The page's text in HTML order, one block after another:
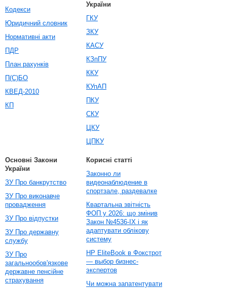
Кодекси
Юридичний словник
Нормативні акти
ПДР
План рахунків
П(С)БО
КВЕД-2010
КП
України
ГКУ
ЗКУ
КАСУ
КЗпПУ
ККУ
КУпАП
ПКУ
СКУ
ЦКУ
ЦПКУ
Основні Закони
України
ЗУ Про банкрутство
ЗУ Про виконавче
провадження
ЗУ Про відпустки
ЗУ Про державну
службу
ЗУ Про
загальнообов'язкове
державне пенсійне
страхування
Корисні статті
Законно ли
видеонаблюдение в
спортзале, раздевалке
Квартальна звітність
ФОП у 2026: що змінив
Закон №4536-IX і як
адаптувати облікову
систему
HP EliteBook в Фокстрот
— выбор бизнес-
экспертов
Чи можна запатентувати